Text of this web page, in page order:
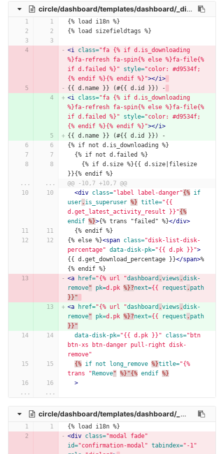
circle/dashboard/templates/dashboard/_disk-list-element.html
{% load i18n %}
{% load sizefieldtags %}
<i class="fa {% if d.is_downloading
%}fa-refresh fa-spin{% else %}fa-file{%
if d.failed %}"
style="color: #d9534f;
{% endif %}{% endif %}"></i>
{{ d.name }} (#{{ d.id }}) -
<i class="fa {% if d.is_downloading
%}fa-refresh fa-spin{% else %}fa-file{%
if d.failed %}"
style="color: #d9534f;
{% endif %}{% endif %}"></i>
{{ d.name }} (#{{ d.id }}) -
{% if not d.is_downloading %}
  {% if not d.failed %}
}}{% endif %}
...
...
@@ -10,7 +10,7 @@
<div class="label label-danger"{% if
user. is_superuser %} title="{{
d.get_latest_activity_result }}"{%
endif %}>{% trans "failed" %}</div>
  {% endif %}
{% else %}<span class="disk-list-disk-
percentage" data-disk-pk="{{ d.pk }}">
{{ d.get_download_percentage }}</span>%
{% endif %}
<a
href="{% url "dashboard .views .disk-
remove" pk=d.pk %}?next={{ request . path
}}"
<a
href="{% url "dashboard .views .disk-
remove" pk=d.pk %}?next={{ request . path
}}"
data-disk-pk="{{ d.pk }}" class="btn
btn-xs btn-danger pull-right disk-
remove"
{% if not long_remove %}title="{%
trans " Remove" %}"{% endif %}
>
...
...
circle/dashboard/templates/dashboard/_modal.html
{% load i18n %}
<div class="modal fade"
id="confirmation-modal" tabindex="-1"